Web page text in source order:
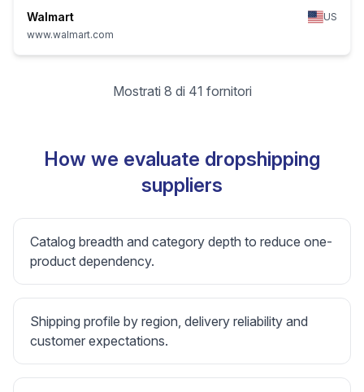
Walmart
US
www.walmart.com
Mostrati 8 di 41 fornitori
How we evaluate dropshipping
suppliers
Catalog breadth and category depth to reduce one-
product dependency.
Shipping profile by region, delivery reliability and
customer expectations.